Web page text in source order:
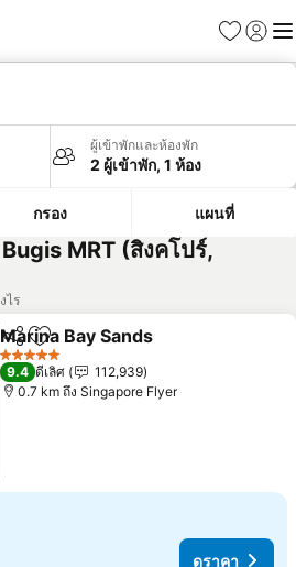
รายการโป
เข้าสู่ร
เมนู
ผู้เข้าพักและห้องพัก
2 ผู้เข้าพัก, 1 ห้อง
กรอง แผนที่
MRT (สิงคโปร์,
ไร
แชร์ เพิ่มในรายการโปรด
Marina Bay Sands
5 ดาว
9.4 ดีเลิศ
112,939
0.7 km ถึง Singapore Flyer
ดูราคา